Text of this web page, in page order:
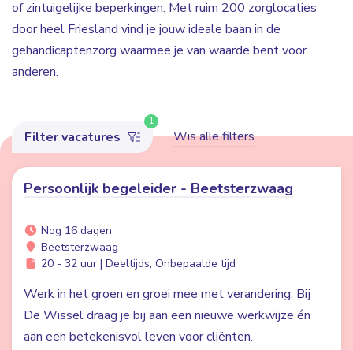
of zintuigelijke beperkingen. Met ruim 200 zorglocaties
door heel Friesland vind je jouw ideale baan in de
gehandicaptenzorg waarmee je van waarde bent voor
anderen.
Filter vacatures
1
Wis alle filters
Persoonlijk begeleider - Beetsterzwaag
Nog 16 dagen
Beetsterzwaag
20 - 32 uur | Deeltijds, Onbepaalde tijd
Werk in het groen en groei mee met verandering. Bij
De Wissel draag je bij aan een nieuwe werkwijze én
aan een betekenisvol leven voor cliënten.